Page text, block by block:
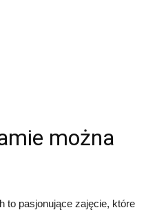
można
to pasjonujące zajęcie, które